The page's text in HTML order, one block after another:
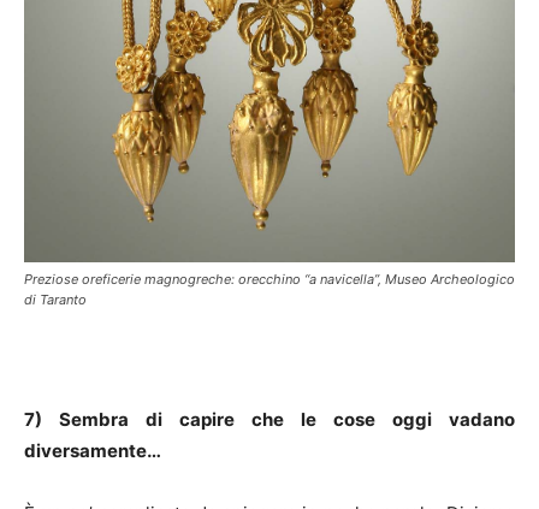
Preziose oreficerie magnogreche: orecchino “a navicella”, Museo Archeologico
di Taranto
7) Sembra di capire che le cose oggi vadano
diversamente…